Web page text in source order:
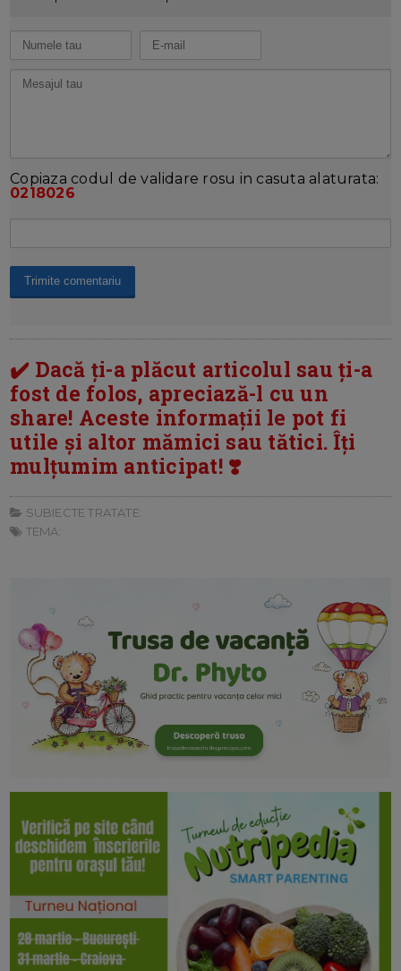
Copiaza codul de validare rosu in casuta alaturata:
0218026
✔️ Dacă ți-a plăcut articolul sau ți-a
fost de folos, apreciază-l cu un
share! Aceste informații le pot fi
utile și altor mămici sau tătici. Îți
mulțumim anticipat! ❣️
SUBIECTE TRATATE:
TEMA: